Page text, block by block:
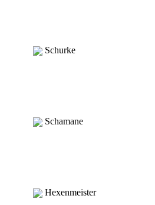
Schurke
Schamane
Hexenmeister